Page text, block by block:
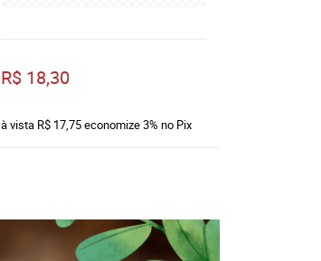
R$ 18,30
à vista R$ 17,75economize3% no Pix